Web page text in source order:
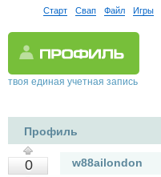
Старт Свап Файл Игры
твоя единая учетная запись
Профиль
0 w88ailondon